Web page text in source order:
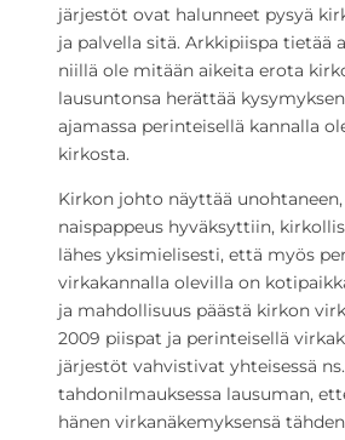
järjestöt ovat halunneet pysyä
ja palvella sitä. Arkkipiispa tietää
niillä ole mitään aikeita erota
lausuntonsa herättää
ajamassa perinteisellä kannalla
kirkosta.
Kirkon johto näyttää
naispappeus hyväksyttiin,
lähes yksimielisesti, että myös
virkakannalla olevilla on
ja mahdollisuus päästä kirkon
2009 piispat ja perinteisellä
järjestöt vahvistivat yhteisessä ns.
tahdonilmauksessa lausuman,
hänen virkanäkemyksensä